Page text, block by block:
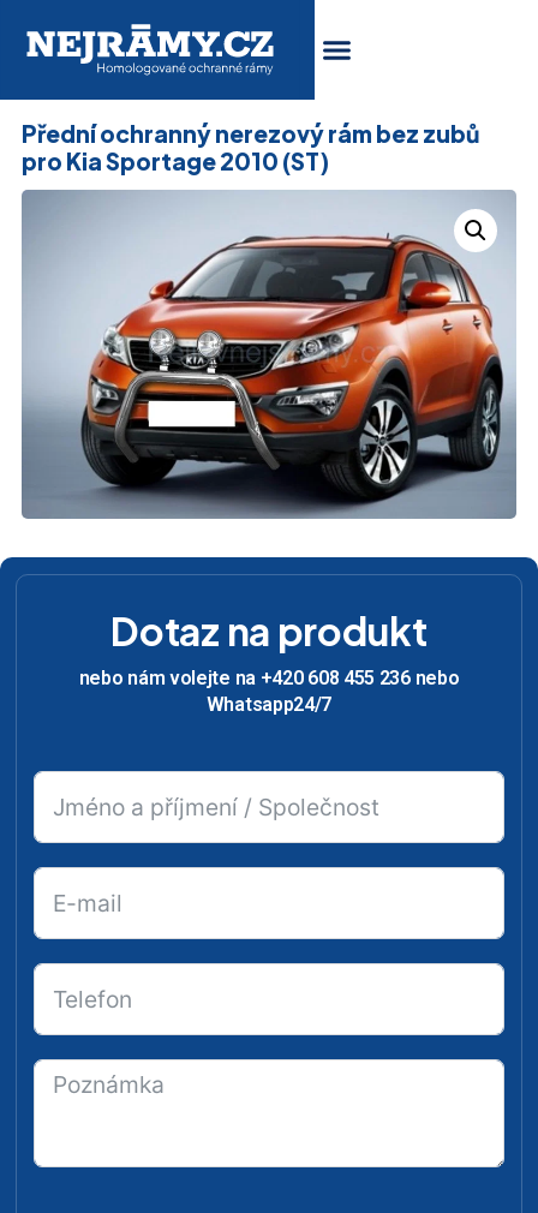
Přední ochranný nerezový rám bez zubů
pro Kia Sportage 2010 (ST)
Dotaz na produkt
nebo nám volejte na +420 608 455 236 nebo
Whatsapp24/7